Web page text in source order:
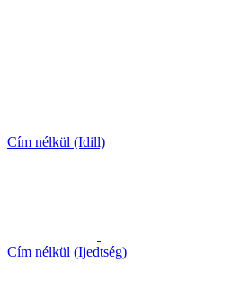
Cím nélkül (Idill)
Cím nélkül (Ijedtség)